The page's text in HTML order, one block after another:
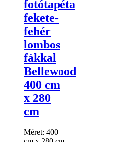
fotótapéta
fekete-
fehér
lombos
fákkal
Bellewood
400 cm
x 280
cm
Méret: 400